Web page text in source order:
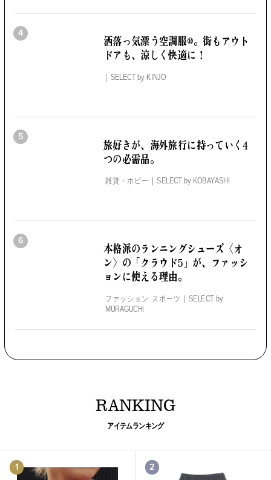
4 洒落っ気漂う空調服®。街もアウト
ドアも、涼しく快適に！
SELECT by KINJO
5
旅好きが、海外旅行に持っていく4
つの必需品。
雑貨・ホビー SELECT by KOBAYASHI
6 本格派のランニングシューズ 〈オ
ン〉の「クラウド5」が、 ファッシ
ョンに使える理由。
ファッション スポーツ
SELECT by
MURAGUCHI
RANKING
アイテムランキング
1 2